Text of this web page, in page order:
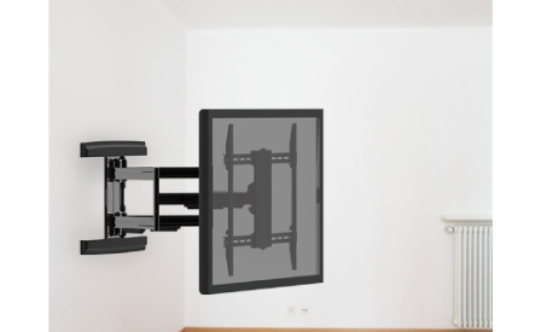
ඔබේම අනන්‍යතාවය තෝරන්න
මම
CHARM හි
පාරිභෝගිකයා
ඔබේ අනන්‍යතාවය තහවුරු කරන්න
ඔබ CHARM හි සැබෑ ගනුදෙනුකරු බව තහවුරු කර ගැනීම සඳහා
කරුණාකර ඔබගේ වත්මන් රැකියා විද්‍යුත් තැපැල් ලිපිනය පහතින්